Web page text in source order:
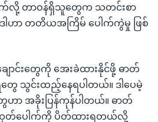
က်လို့ တာဝန်ရှိသူတွေက သတင်းစာ
ါဟာ တတိယအကြိမ် ပေါက်ကွဲမှု ဖြစ်
ောင်းတွေကို အေးခဲထားနိုင်ဖို့ ဓာတ်
ေ သွင်းထည့်နေရပါတယ်။ ဒါပေမဲ့
ဟာ အခိုးပြန်ကုန်ပါတယ်။ ဓာတ်
ထုတ်ပေါက်ကို ပိတ်ထားရတယ်လို့